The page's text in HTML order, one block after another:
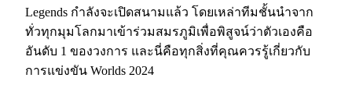
Legends กำลังจะเปิดสนามแล้ว โดยเหล่าทีมชั้นนำจาก
ทั่วทุกมุมโลกมาเข้าร่วมสมรภูมิเพื่อพิสูจน์ว่าตัวเองคือ
อันดับ 1 ของวงการ และนี่คือทุกสิ่งที่คุณควรรู้เกี่ยวกับ
การแข่งขัน Worlds 2024